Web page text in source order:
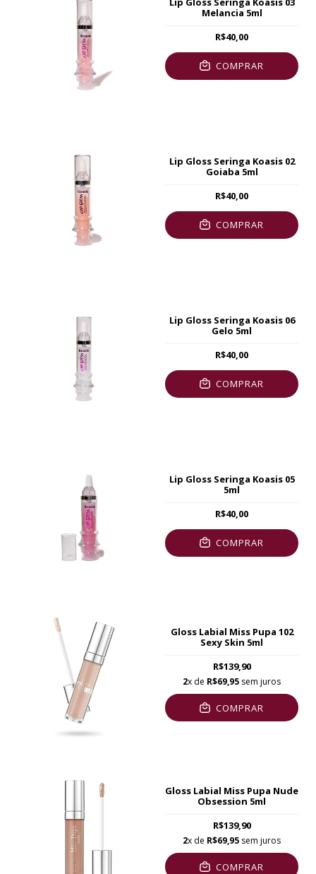
Melancia 5ml
R$40,00
COMPRAR
Lip Gloss Seringa Koasis 02
Goiaba 5ml
R$40,00
COMPRAR
Lip Gloss Seringa Koasis 06
Gelo 5ml
R$40,00
COMPRAR
Lip Gloss Seringa Koasis 05
5ml
R$40,00
COMPRAR
Gloss Labial Miss Pupa 102
Sexy Skin 5ml
R$139,90
2x de R$69,95 sem juros
COMPRAR
Gloss Labial Miss Pupa Nude
Obsession 5ml
R$139,90
2x de R$69,95 sem juros
COMPRAR